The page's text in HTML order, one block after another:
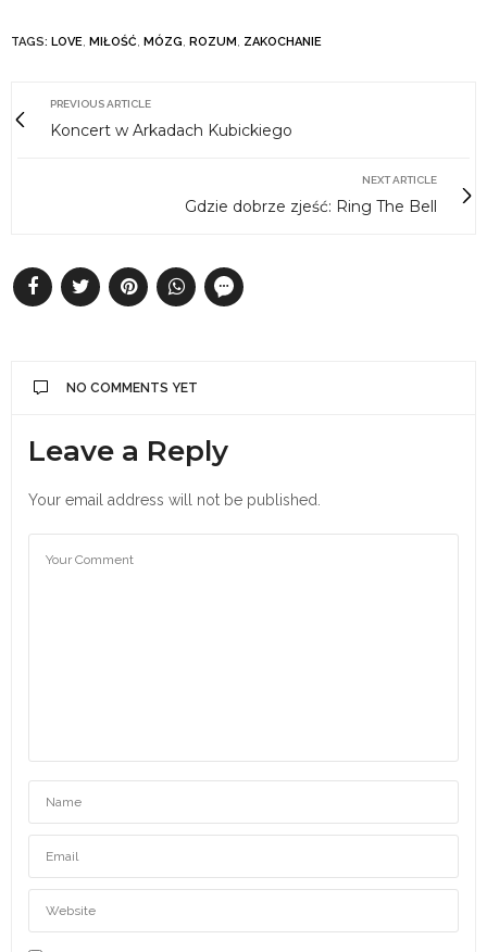
TAGS: LOVE, MIŁOŚĆ, MÓZG, ROZUM, ZAKOCHANIE
PREVIOUS ARTICLE
Koncert w Arkadach Kubickiego
NEXT ARTICLE
Gdzie dobrze zjeść: Ring The Bell
NO COMMENTS YET
Leave a Reply
Your email address will not be published.